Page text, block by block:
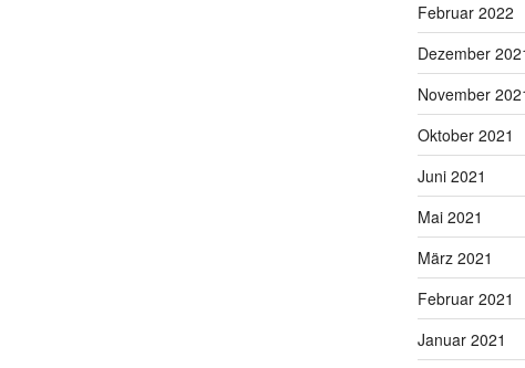
Februar 2022
Dezember
November
Oktober 2021
Juni 2021
Mai 2021
März 2021
Februar 2021
Januar 2021